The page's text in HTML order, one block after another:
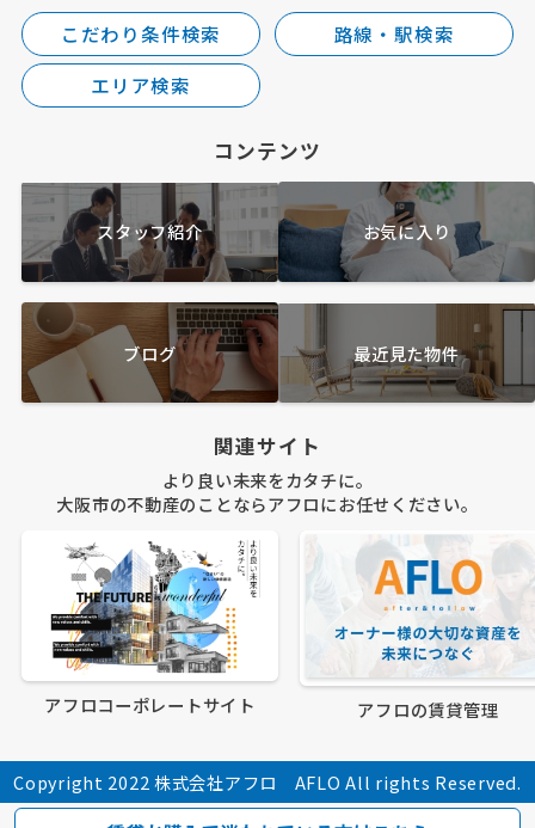
こだわり条件検索
路線・駅検索
エリア検索
コンテンツ
スタッフ紹介 お気に入り
ブログ 最近見た物件
関連サイト
より良い未来をカタチに。
大阪市の不動産のことならアフロにお任せください。
アフロコーポレートサイト アフロの賃貸管理
Copyright 2022 株式会社アフロ AFLO All rights Reserved.